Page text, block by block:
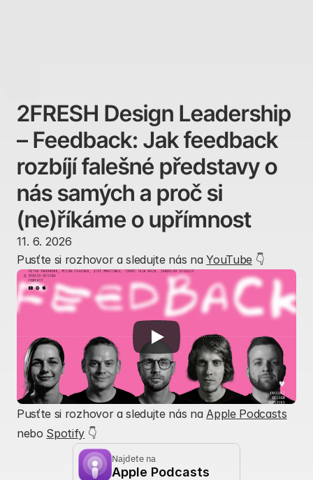
2FRESH Design Leadership
– Feedback: Jak feedback
rozbíjí falešné představy o
nás samých a proč si
(ne)říkáme o upřímnost
11. 6. 2026
Pusťte si rozhovor a sledujte nás na YouTube 👇
Pusťte si rozhovor a sledujte nás na Apple Podcasts
nebo Spotify 👇
Najdete na
Apple Podcasts